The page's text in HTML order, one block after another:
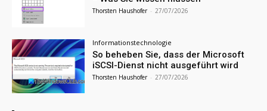
Thorsten Haushofer - 27/07/2026
Informationstechnologie
So beheben Sie, dass der Microsoft
iSCSI-Dienst nicht ausgeführt wird
Thorsten Haushofer - 27/07/2026